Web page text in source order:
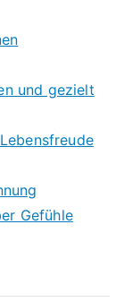
und gezielt
Gefühle